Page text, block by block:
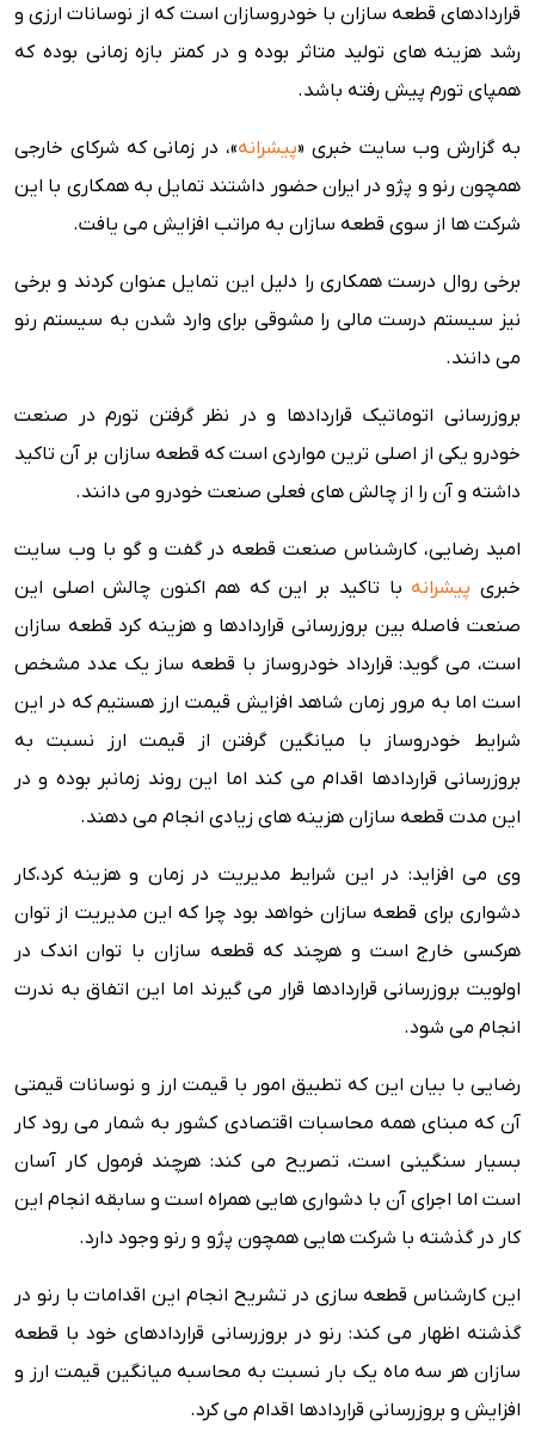
قراردادهای قطعه سازان با خودروسازان است که از نوسانات ارزی و
رشد هزینه های تولید متاثر بوده و در کمتر بازه زمانی بوده که
همپای تورم پیش رفته باشد.
به گزارش وب سایت خبری «پیشرانه»، در زمانی که شرکای خارجی
همچون رنو و پژو در ایران حضور داشتند تمایل به همکاری با این
شرکت ها از سوی قطعه سازان به مراتب افزایش می یافت.
برخی روال درست همکاری را دلیل این تمایل عنوان کردند و برخی
نیز سیستم درست مالی را مشوقی برای وارد شدن به سیستم رنو
می دانند.
بروزرسانی اتوماتیک قراردادها و در نظر گرفتن تورم در صنعت
خودرو یکی از اصلی ترین مواردی است که قطعه سازان بر آن تاکید
داشته و آن را از چالش های فعلی صنعت خودرو می دانند.
امید رضایی، کارشناس صنعت قطعه در گفت و گو با وب سایت
خبری پیشرانه با تاکید بر این که هم اکنون چالش اصلی این
صنعت فاصله بین بروزرسانی قراردادها و هزینه کرد قطعه سازان
است، می گوید: قرارداد خودروساز با قطعه ساز یک عدد مشخص
است اما به مرور زمان شاهد افزایش قیمت ارز هستیم که در این
شرایط خودروساز با میانگین گرفتن از قیمت ارز نسبت به
بروزرسانی قراردادها اقدام می کند اما این روند زمانبر بوده و در
این مدت قطعه سازان هزینه های زیادی انجام می دهند.
وی می افزاید: در این شرایط مدیریت در زمان و هزینه کرد،کار
دشواری برای قطعه سازان خواهد بود چرا که این مدیریت از توان
هرکسی خارج است و هرچند که قطعه سازان با توان اندک در
اولویت بروزرسانی قراردادها قرار می گیرند اما این اتفاق به ندرت
انجام می شود.
رضایی با بیان این که تطبیق امور با قیمت ارز و نوسانات قیمتی
آن که مبنای همه محاسبات اقتصادی کشور به شمار می رود کار
بسیار سنگینی است، تصریح می کند: هرچند فرمول کار آسان
است اما اجرای آن با دشواری هایی همراه است و سابقه انجام این
کار در گذشته با شرکت هایی همچون پژو و رنو وجود دارد.
این کارشناس قطعه سازی در تشریح انجام این اقدامات با رنو در
گذشته اظهار می کند: رنو در بروزرسانی قراردادهای خود با قطعه
سازان هر سه ماه یک بار نسبت به محاسبه میانگین قیمت ارز و
افزایش و بروزرسانی قراردادها اقدام می کرد.